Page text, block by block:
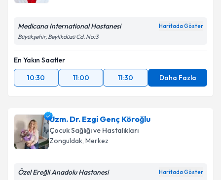
Medicana International Hastanesi Haritada Göster
Büyükşehir, Beylikdüzü Cd. No:3
En Yakın Saatler
10:30
11:00 11:30 Daha Fazla
Uzm. Dr. Ezgi Genç Köroğlu
Çocuk Sağlığı ve Hastalıkları
Zonguldak, Merkez
Özel Ereğli Anadolu Hastanesi Haritada Göster